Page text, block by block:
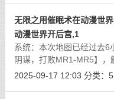
无限之用催眠术在动漫世
动漫世界开后宫,1
系统：本次地图已经过去6
阴谋，打败MR1-MR5】，
登场】。 [详细]
2025-09-17 12:03 分类：